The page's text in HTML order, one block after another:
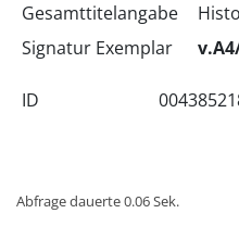
Gesamttitelangabe
Signatur Exemplar
ID
Abfrage dauerte 0.06 Sek.